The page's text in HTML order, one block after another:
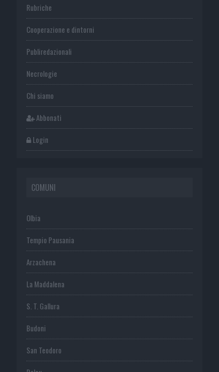
Rubriche
Cooperazione e dintorni
Publiredazionali
Necrologie
Chi siamo
Abbonati
Login
COMUNI
Olbia
Tempio Pausania
Arzachena
La Maddalena
S. T. Gallura
Budoni
San Teodoro